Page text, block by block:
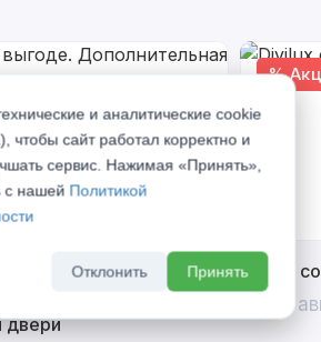
Дополнительная
двери при
двери
%
Divilux
До 31
и аналитические cookie
чтобы сайт работал корректно и
сервис. Нажимая «Принять»,
с нашей Политикой
Отклонить Принять